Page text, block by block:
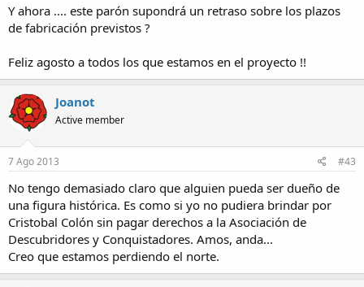
Y ahora .... este parón supondrá un retraso sobre los plazos
de fabricación previstos ?
Feliz agosto a todos los que estamos en el proyecto !!
Joanot
Active member
7 Ago 2013 #43
No tengo demasiado claro que alguien pueda ser dueño de
una figura histórica. Es como si yo no pudiera brindar por
Cristobal Colón sin pagar derechos a la Asociación de
Descubridores y Conquistadores. Amos, anda...
Creo que estamos perdiendo el norte.